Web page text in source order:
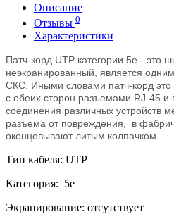
Описание
Отзывы 0
Характеристики
Патч-корд UTP категории 5e - это
неэкранированный , является
СКС. Иными словами патч-корд это
с обеих сторон разъемами RJ-45
соединения различных устройств
разъема от повреждения, в
оконцовывают литым колпачком.
Тип кабеля: UTP
Категория: 5е
Экранирование: отсутствует